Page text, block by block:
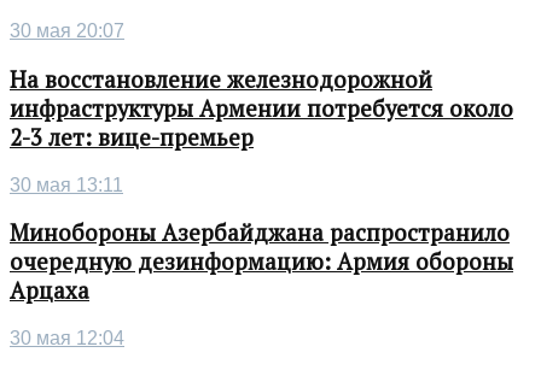
30 мая 20:07
На восстановление железнодорожной
инфраструктуры Армении потребуется около
2-3 лет: вице-премьер
30 мая 13:11
Минобороны Азербайджана распространило
очередную дезинформацию: Армия обороны
Арцаха
30 мая 12:04